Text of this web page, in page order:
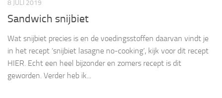
8 JULI 2019
Sandwich snijbiet
Wat snijbiet precies is en de voedingsstoffen daarvan vindt je
in het recept ‘snijbiet lasagne no-cooking’, kijk voor dit recept
HIER. Echt een heel bijzonder en zomers recept is dit
geworden. Verder heb ik...